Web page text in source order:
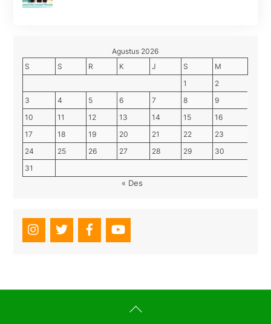
Agustus 2026
S
S R K J S
M
1
2
3
4 5 6 7 8
9
10
11 12 13 14 15
16
17
18 19 20 21 22
23
24
25 26 27 28 29
30
31
« Des
Back
To